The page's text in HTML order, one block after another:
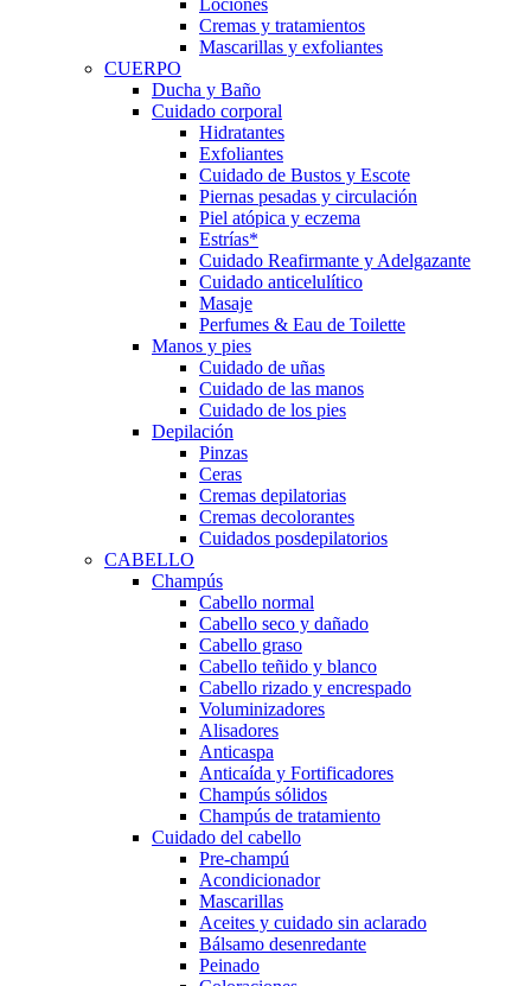
Lociones
Cremas y tratamientos
Mascarillas y exfoliantes
CUERPO
Ducha y Baño
Cuidado corporal
Hidratantes
Exfoliantes
Cuidado de Bustos y Escote
Piernas pesadas y circulación
Piel atópica y eczema
Estrías*
Cuidado Reafirmante y Adelgazante
Cuidado anticelulítico
Masaje
Perfumes & Eau de Toilette
Manos y pies
Cuidado de uñas
Cuidado de las manos
Cuidado de los pies
Depilación
Pinzas
Ceras
Cremas depilatorias
Cremas decolorantes
Cuidados posdepilatorios
CABELLO
Champús
Cabello normal
Cabello seco y dañado
Cabello graso
Cabello teñido y blanco
Cabello rizado y encrespado
Voluminizadores
Alisadores
Anticaspa
Anticaída y Fortificadores
Champús sólidos
Champús de tratamiento
Cuidado del cabello
Pre-champú
Acondicionador
Mascarillas
Aceites y cuidado sin aclarado
Bálsamo desenredante
Peinado